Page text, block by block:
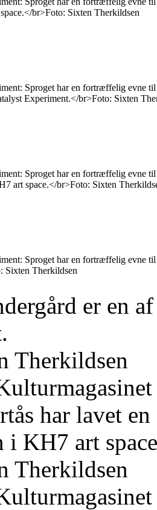
er en
Therkildsen
har lavet
KH7 art
Therkildsen